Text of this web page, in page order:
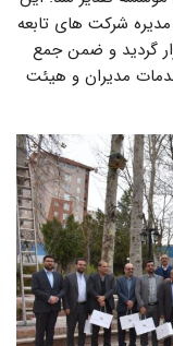
شرکت های تابعه
گردید و ضمن جمع
مدیران و هیئت